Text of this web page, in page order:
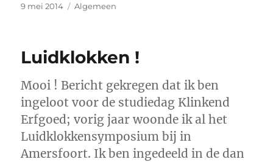
Geplaatst
9 mei 2014 Categorieën
Algemeen
Luidklokken !
Mooi ! Bericht gekregen dat ik ben
ingeloot voor de studiedag Klinkend
Erfgoed; vorig jaar woonde ik al het
Luidklokkensymposium bij in
Amersfoort. Ik ben ingedeeld in de dan